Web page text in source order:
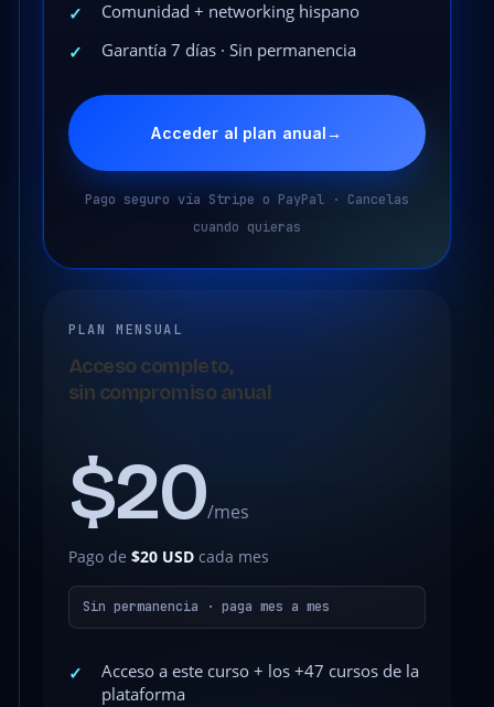
✓
Comunidad + networking hispano
✓
Garantía 7 días · Sin permanencia
Acceder al plan anual→
Pago seguro vía Stripe o PayPal · Cancelas
cuando quieras
PLAN MENSUAL
Acceso completo,
sin compromiso anual
$20/mes
Pago de $20 USDcada mes
Sin permanencia · paga mes a mes
✓
Acceso a este curso + los +47 cursos de la
plataforma